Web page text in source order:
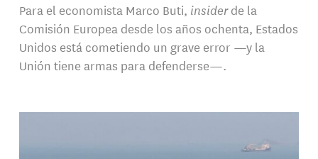
Para el economista Marco Buti, insiderde la
Comisión Europea desde los años ochenta, Estados
Unidos está cometiendo un grave error —y la
Unión tiene armas para defenderse—.